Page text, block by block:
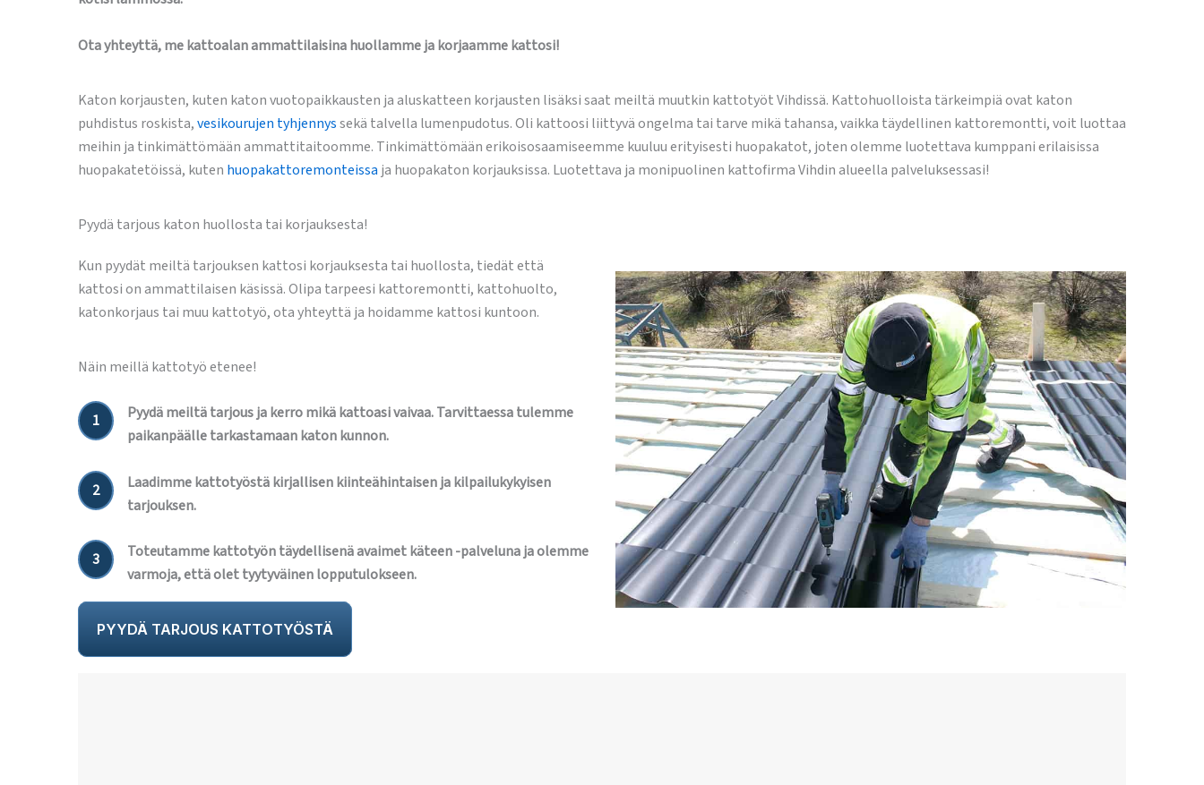
Ota yhteyttä, me kattoalan ammattilaisina huollamme ja korjaamme kattosi!
Katon korjausten, kuten katon vuotopaikkausten ja aluskatteen korjausten lisäksi saat meiltä muutkin kattotyöt Vihdissä. Kattohuolloista tärkeimpiä ovat katon
puhdistus roskista,vesikourujen tyhjennyssekä talvella lumenpudotus. Oli kattoosi liittyvä ongelma tai tarve mikä tahansa, vaikka täydellinen kattoremontti, voit luottaa
meihin ja tinkimättömään ammattitaitoomme. Tinkimättömään erikoisosaamiseemme kuuluu erityisesti huopakatot, joten olemme luotettava kumppani erilaisissa
huopakatetöissä, kuten huopakattoremonteissa ja huopakaton korjauksissa. Luotettava ja monipuolinen kattofirma Vihdin alueella palveluksessasi!
Pyydä tarjous katon huollosta tai korjauksesta!
Kun pyydät meiltä tarjouksen kattosi korjauksesta tai huollosta, tiedät että
kattosi on ammattilaisen käsissä. Olipa tarpeesi kattoremontti, kattohuolto,
katonkorjaus tai muu kattotyö, ota yhteyttä ja hoidamme kattosi kuntoon.
Näin meillä kattotyö etenee!
1
Pyydä meiltä tarjous ja kerro mikä kattoasi vaivaa. Tarvittaessa tulemme
paikanpäälle tarkastamaan katon kunnon.
2
Laadimme kattotyöstä kirjallisen kiinteähintaisen ja kilpailukykyisen
tarjouksen.
3
Toteutamme kattotyön täydellisenä avaimet käteen -palveluna ja olemme
varmoja, että olet tyytyväinen lopputulokseen.
PYYDÄ TARJOUS KATTOTYÖSTÄ